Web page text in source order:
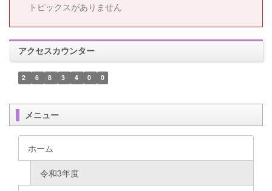
トピックスがありません
アクセスカウンター
2 6 8 3 4 0 0
メニュー
ホーム
令和3年度